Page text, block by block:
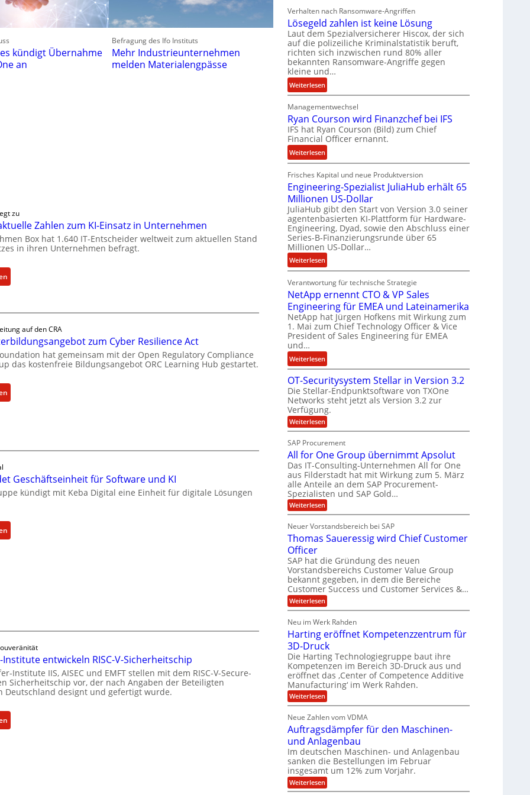
kündigt Übernahme
an
Befragung des Ifo Instituts
Mehr Industrieunternehmen
melden Materialengpässe
zu
Zahlen zum KI-Einsatz in Unternehmen
Box hat 1.640 IT-Entscheider weltweit zum aktuellen Stand
in ihren Unternehmen befragt.
B
x
i
f
r
t
u
l
e
a
h
-
E
i
n
s
a
auf den CRA
zum Cyber Resilience Act
hat gemeinsam mit der Open Regulatory Compliance
das kostenfreie Bildungsangebot ORC Learning Hub gestartet.
N
s
e
i
b
n
g
e
b
t
z
Geschäftseinheit für Software und KI
kündigt mit Keba Digital eine Einheit für digitale Lösungen
K
n
t
G
e
c
h
entwickeln RISC-V-Sicherheitschip
Institute IIS, AISEC und EMFT stellen mit dem RISC-V-Secure-
Sicherheitschip vor, der nach Angaben der Beteiligten
Deutschland designt und gefertigt wurde.
F
b
e
i
t
e
n
z
u
a
m
m
e
n
Verhalten nach Ransomware-Angriffen
Lösegeld zahlen ist keine Lösung
Laut dem Spezialversicherer Hiscox, der sich
auf die polizeiliche Kriminalstatistik beruft,
richten sich inzwischen rund 80% aller
bekannten Ransomware-Angriffe gegen
kleine und…
Weiterlesen:
L
ö
s
e
g
e
l
d
z
a
h
l
e
n
i
s
k
e
i
n
e
ö
s
n
g
Managementwechsel
Ryan Courson wird Finanzchef bei IFS
IFS hat Ryan Courson (Bild) zum Chief
Financial Officer ernannt.
Weiterlesen:
R
y
a
n
C
o
u
r
s
o
w
i
r
d
F
n
a
z
c
h
e
f
b
e
i
I
F
S
Frisches Kapital und neue Produktversion
Engineering-Spezialist JuliaHub erhält 65
Millionen US-Dollar
JuliaHub gibt den Start von Version 3.0 seiner
agentenbasierten KI-Plattform für Hardware-
Engineering, Dyad, sowie den Abschluss einer
Series-B-Finanzierungsrunde über 65
Millionen US-Dollar…
Weiterlesen:
E
n
g
i
n
e
e
r
i
n
g
-
S
p
e
a
l
s
t
J
u
l
a
H
u
b
e
r
h
ä
l
t
6
5
M
i
l
l
i
o
n
e
n
Verantwortung für technische Strategie
NetApp ernennt CTO & VP Sales
Engineering für EMEA und Lateinamerika
NetApp hat Jürgen Hofkens mit Wirkung zum
1. Mai zum Chief Technology Officer & Vice
President of Sales Engineering für EMEA
und…
Weiterlesen:
N
e
t
A
p
p
r
n
e
n
n
t
C
T
O
V
P
S
a
l
s
E
n
g
i
n
e
e
r
i
n
g
f
ü
r
OT-Securitysystem Stellar in Version 3.2
Die Stellar-Endpunktsoftware von TXOne
Networks steht jetzt als Version 3.2 zur
Verfügung.
Weiterlesen:
O
-
S
e
c
u
r
i
t
y
y
s
m
S
t
e
l
l
a
r
n
V
e
r
s
i
o
n
3
2
SAP Procurement
All for One Group übernimmt Apsolut
Das IT-Consulting-Unternehmen All for One
aus Filderstadt hat mit Wirkung zum 5. März
alle Anteile an dem SAP Procurement-
Spezialisten und SAP Gold…
Weiterlesen:
A
l
f
O
n
e
G
r
o
u
p
b
e
r
n
i
m
m
t
A
s
o
u
t
Neuer Vorstandsbereich bei SAP
Thomas Saueressig wird Chief Customer
Officer
SAP hat die Gründung des neuen
Vorstandsbereichs Customer Value Group
bekannt gegeben, in dem die Bereiche
Customer Success und Customer Services &…
Weiterlesen:
T
o
m
a
s
S
a
u
e
r
e
s
s
g
w
i
r
d
C
h
i
Neu im Werk Rahden
Harting eröffnet Kompetenzzentrum für
3D-Druck
Die Harting Technologiegruppe baut ihre
Kompetenzen im Bereich 3D-Druck aus und
eröffnet das ‚Center of Competence Additive
Manufacturing‘ im Werk Rahden.
Weiterlesen:
H
r
t
n
g
e
r
ö
f
Neue Zahlen vom VDMA
Auftragsdämpfer für den Maschinen-
und Anlagenbau
Im deutschen Maschinen- und Anlagenbau
sanken die Bestellungen im Februar
insgesamt um 12% zum Vorjahr.
Weiterlesen:
A